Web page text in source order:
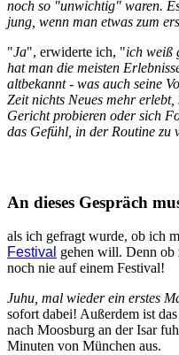
noch so "unwichtig" waren.
jung, wenn man etwas zum
"Ja", erwiderte ich, "ich weiß
hat man die meisten
altbekannt - was auch seine
Zeit nichts Neues mehr
Gericht probieren oder sich
das Gefühl, in der Routine zu
An dieses Gespräch
als ich gefragt wurde, ob ich
Festival gehen will. Denn ob
noch nie auf einem Festival!
Juhu, mal wieder ein erstes
sofort dabei! Außerdem ist
nach Moosburg an der Isar
Minuten von München aus.